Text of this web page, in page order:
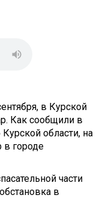
в Курской
Как сообщили в
области, на
в городе
части
в